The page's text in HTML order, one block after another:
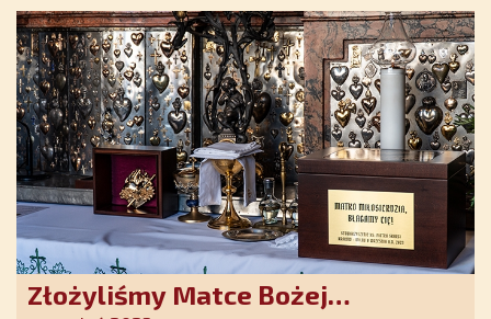
nadziei w XXI wieku
Złożyliśmy Matce Bożej